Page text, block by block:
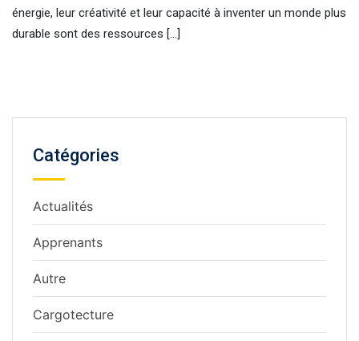
énergie, leur créativité et leur capacité à inventer un monde plus
durable sont des ressources […]
Catégories
Actualités
Apprenants
Autre
Cargotecture